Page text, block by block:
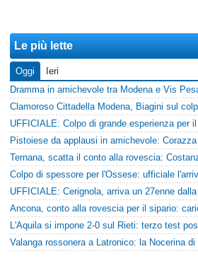
Le più lette
Oggi
Ieri
UFFICIALE: Colpo di grande esperienza per
UFFICIALE: Cerignola, arriva un 27enne